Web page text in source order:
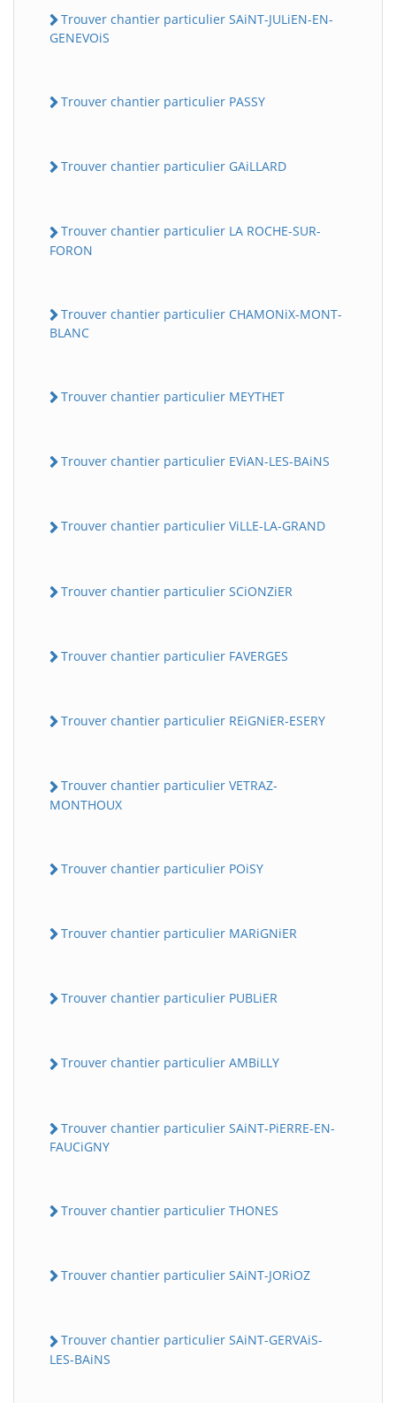
Trouver chantier particulier SAiNT-JULiEN-EN-
GENEVOiS
Trouver chantier particulier PASSY
Trouver chantier particulier GAiLLARD
Trouver chantier particulier LA ROCHE-SUR-
FORON
Trouver chantier particulier CHAMONiX-MONT-
BLANC
Trouver chantier particulier MEYTHET
Trouver chantier particulier EViAN-LES-BAiNS
Trouver chantier particulier ViLLE-LA-GRAND
Trouver chantier particulier SCiONZiER
Trouver chantier particulier FAVERGES
Trouver chantier particulier REiGNiER-ESERY
Trouver chantier particulier VETRAZ-
MONTHOUX
Trouver chantier particulier POiSY
Trouver chantier particulier MARiGNiER
Trouver chantier particulier PUBLiER
Trouver chantier particulier AMBiLLY
Trouver chantier particulier SAiNT-PiERRE-EN-
FAUCiGNY
Trouver chantier particulier THONES
Trouver chantier particulier SAiNT-JORiOZ
Trouver chantier particulier SAiNT-GERVAiS-
LES-BAiNS